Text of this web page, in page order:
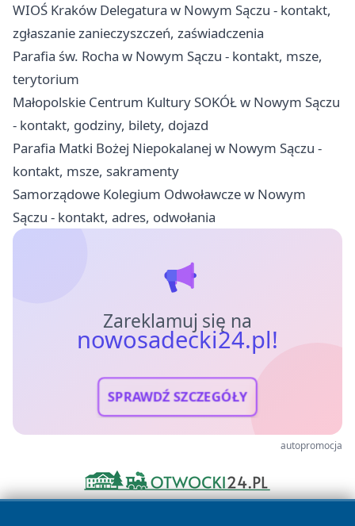
WIOŚ Kraków Delegatura w Nowym Sączu - kontakt,
zgłaszanie zanieczyszczeń, zaświadczenia
Parafia św. Rocha w Nowym Sączu - kontakt, msze,
terytorium
Małopolskie Centrum Kultury SOKÓŁ w Nowym Sączu
- kontakt, godziny, bilety, dojazd
Parafia Matki Bożej Niepokalanej w Nowym Sączu -
kontakt, msze, sakramenty
Samorządowe Kolegium Odwoławcze w Nowym
Sączu - kontakt, adres, odwołania
Zareklamuj się na
nowosadecki24.pl!
SPRAWDŹ SZCZEGÓŁY
autopromocja